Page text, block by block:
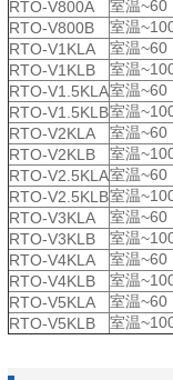
RTO-V800A
室温~60
RTO-V800B
室温
RTO-V1KLA
室温~60
RTO-V1KLB
室温
RTO-V1.5KLA室温~60
RTO-V1.5KLB室温
RTO-V2KLA
室温~60
RTO-V2KLB
室温
RTO-V2.5KLA室温~60
RTO-V2.5KLB室温
RTO-V3KLA
室温~60
RTO-V3KLB
室温
RTO-V4KLA
室温~60
RTO-V4KLB
室温
RTO-V5KLA
室温~60
RTO-V5KLB
室温